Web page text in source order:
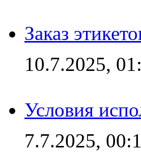
Заказ
10.7.2025,
Условия
7.7.2025,